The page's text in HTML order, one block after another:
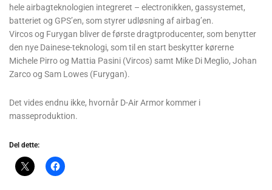
hele airbagteknologien integreret – electronikken, gassystemet,
batteriet og GPS’en, som styrer udløsning af airbag’en.
Vircos og Furygan bliver de første dragtproducenter, som benytter
den nye Dainese-teknologi, som til en start beskytter kørerne
Michele Pirro og Mattia Pasini (Vircos) samt Mike Di Meglio, Johan
Zarco og Sam Lowes (Furygan).
Det vides endnu ikke, hvornår D-Air Armor kommer i
masseproduktion.
Del dette: